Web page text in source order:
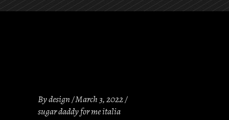
Bydesign March 3, 2022
sugar daddy for me italia